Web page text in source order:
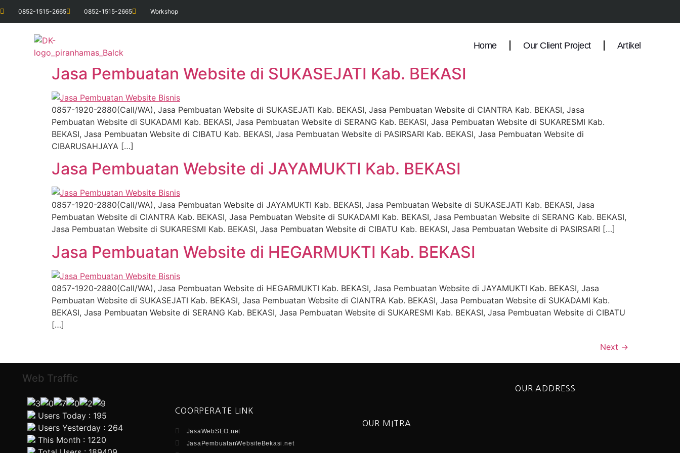
0852-1515-2665 0852-1515-2665 Workshop
Home Our Client Project Artikel
Tag: Jasa Pembuatan Website di SUKASEJATI Kab. BEKASI
Jasa Pembuatan Website di SUKASEJATI Kab. BEKASI
0857-1920-2880(Call/WA), Jasa Pembuatan Website di SUKASEJATI Kab. BEKASI, Jasa Pembuatan Website di CIANTRA Kab. BEKASI, Jasa
Pembuatan Website di SUKADAMI Kab. BEKASI, Jasa Pembuatan Website di SERANG Kab. BEKASI, Jasa Pembuatan Website di SUKARESMI Kab.
BEKASI, Jasa Pembuatan Website di CIBATU Kab. BEKASI, Jasa Pembuatan Website di PASIRSARI Kab. BEKASI, Jasa Pembuatan Website di
CIBARUSAHJAYA […]
Jasa Pembuatan Website di JAYAMUKTI Kab. BEKASI
0857-1920-2880(Call/WA), Jasa Pembuatan Website di JAYAMUKTI Kab. BEKASI, Jasa Pembuatan Website di SUKASEJATI Kab. BEKASI, Jasa
Pembuatan Website di CIANTRA Kab. BEKASI, Jasa Pembuatan Website di SUKADAMI Kab. BEKASI, Jasa Pembuatan Website di SERANG Kab. BEKASI,
Jasa Pembuatan Website di SUKARESMI Kab. BEKASI, Jasa Pembuatan Website di CIBATU Kab. BEKASI, Jasa Pembuatan Website di PASIRSARI […]
Jasa Pembuatan Website di HEGARMUKTI Kab. BEKASI
0857-1920-2880(Call/WA), Jasa Pembuatan Website di HEGARMUKTI Kab. BEKASI, Jasa Pembuatan Website di JAYAMUKTI Kab. BEKASI, Jasa
Pembuatan Website di SUKASEJATI Kab. BEKASI, Jasa Pembuatan Website di CIANTRA Kab. BEKASI, Jasa Pembuatan Website di SUKADAMI Kab.
BEKASI, Jasa Pembuatan Website di SERANG Kab. BEKASI, Jasa Pembuatan Website di SUKARESMI Kab. BEKASI, Jasa Pembuatan Website di CIBATU
[…]
Next →
Web Traffic
Users Today : 195
Users Yesterday : 264
This Month : 1220
COORPERATE LINK
JasaWebSEO.net
JasaPembuatanWebsiteBekasi.net
OUR MITRA
OUR ADDRESS